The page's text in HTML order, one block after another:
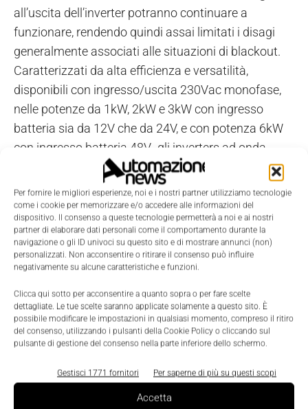
Per fornire le migliori esperienze, noi e i nostri partner utilizziamo tecnologie
come i cookie per memorizzare e/o accedere alle informazioni del
dispositivo. Il consenso a queste tecnologie permetterà a noi e ai nostri
partner di elaborare dati personali come il comportamento durante la
navigazione o gli ID univoci su questo sito e di mostrare annunci (non)
personalizzati. Non acconsentire o ritirare il consenso può influire
negativamente su alcune caratteristiche e funzioni.
Clicca qui sotto per acconsentire a quanto sopra o per fare scelte
dettagliate. Le tue scelte saranno applicate solamente a questo sito. È
possibile modificare le impostazioni in qualsiasi momento, compreso il ritiro
del consenso, utilizzando i pulsanti della Cookie Policy o cliccando sul
pulsante di gestione del consenso nella parte inferiore dello schermo.
Gestisci 1771 fornitori Per saperne di più su questi scopi
Accetta
all’uscita dell’inverter potranno continuare a
funzionare, rendendo quindi assai limitati i disagi
generalmente associati alle situazioni di blackout.
Caratterizzati da alta efficienza e versatilità,
disponibili con ingresso/uscita 230Vac monofase,
nelle potenze da 1kW, 2kW e 3kW con ingresso
batteria sia da 12V che da 24V, e con potenza 6kW
con ingresso batteria 48V, gli inverters ad onda
sinusoidale pura della serie Star di Kert sono idonei
all’alimentazione di qualsiasi tipo di carico o
apparecchiatura, compresi carichi fortemente
induttivi, e hanno una elevata capacità di
sovraccarico, che li rende utilizzabili anche per
l'alimentazione di carichi non lineari, quali frigoriferi,
Plus di questa serie di inverters è, innanzitutto, la
dotazione del caricabatterie automatico integrato,
che consente di selezionare il tipo di batteria da
mezzi che necessitano il mantenimento della carica
delle batterie costante, es. ambulanze e camper. In